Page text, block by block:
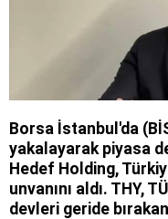
Borsa İstanbul'da
yakalayarak piyasa
Hedef Holding,
unvanını aldı. THY,
devleri geride